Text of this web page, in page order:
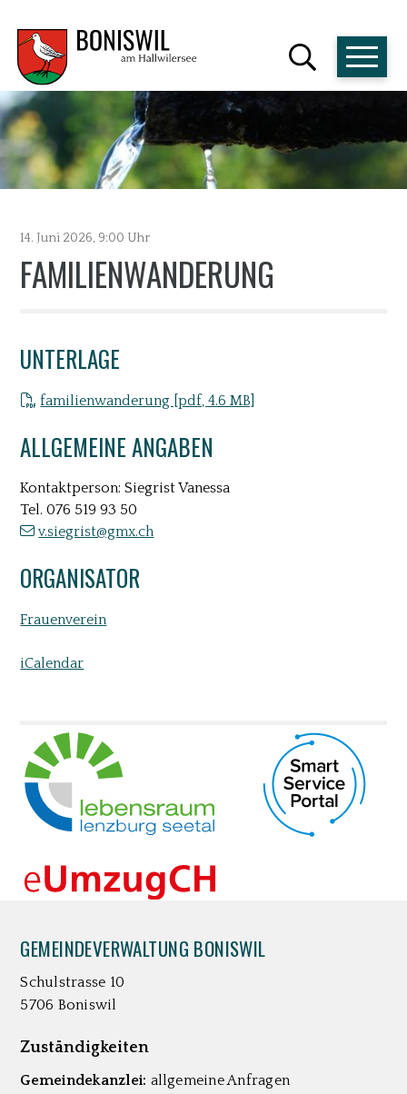
NAVIGIEREN IN BONISWIL
SCHNELLNAVIGATION
FAMILIENWANDERUNG
14. Juni 2026, 9:00 Uhr
UNTERLAGE
familienwanderung [pdf, 4.6 MB]
ALLGEMEINE ANGABEN
Kontaktperson: Siegrist Vanessa
Tel.076 519 93 50
v.siegrist@gmx.ch
ORGANISATOR
Frauenverein
iCalendar
UNSERE PARTNER
FOOTER
GEMEINDEVERWALTUNG BONISWIL
Schulstrasse 10
5706 Boniswil
Zuständigkeiten
Gemeindekanzlei: allgemeine Anfragen